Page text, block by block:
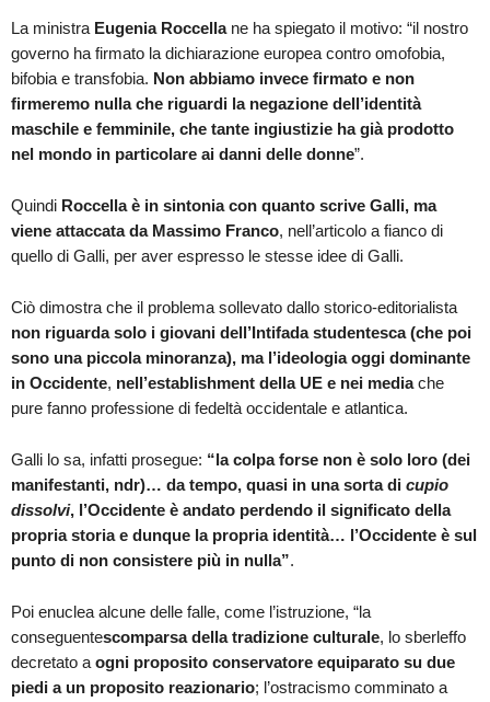
La ministra Eugenia Roccellane ha spiegato il motivo: “il nostro
governo ha firmato la dichiarazione europea contro omofobia,
bifobia e transfobia. Non abbiamo invece firmato e non
firmeremo nulla che riguardi la negazione dell’identità
maschile e femminile, che tante ingiustizie ha già prodotto
nel mondo in particolare ai danni delle donne”.
Quindi Roccella è in sintonia con quanto scrive Galli, ma
viene attaccata da Massimo Franco, nell’articolo a fianco di
quello di Galli, per aver espresso le stesse idee di Galli.
Ciò dimostra che il problema sollevato dallo storico-editorialista
non riguarda solo i giovani dell’Intifada studentesca (che poi
sono una piccola minoranza), ma l’ideologia oggi dominante
in Occidente, nell’establishment della UE e nei mediache
pure fanno professione di fedeltà occidentale e atlantica.
Galli lo sa, infatti prosegue: “la colpa forse non è solo loro (dei
manifestanti, ndr)… da tempo, quasi in una sorta di cupio
dissolvi, l’Occidente è andato perdendo il significato della
propria storia e dunque la propria identità… l’Occidente è sul
punto di non consistere più in nulla”.
Poi enuclea alcune delle falle, come l’istruzione, “la
conseguentescomparsa della tradizione culturale, lo sberleffo
decretato a ogni proposito conservatore equiparato su due
piedi a un proposito reazionario; l’ostracismo comminato a